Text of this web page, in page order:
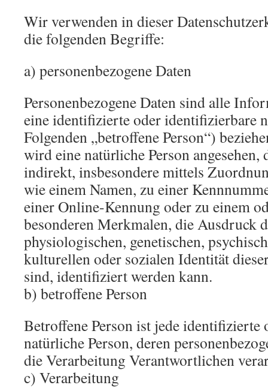
Wir verwenden in dieser
die folgenden Begriffe:
a) personenbezogene Daten
Personenbezogene Daten sind alle
eine identifizierte oder identifizierbare
Folgenden „betroffene Person“)
wird eine natürliche Person
indirekt, insbesondere mittels
wie einem Namen, zu einer
einer Online-Kennung oder zu einem
besonderen Merkmalen, die Ausdruck
physiologischen, genetischen,
kulturellen oder sozialen Identität
sind, identifiziert werden kann.
b) betroffene Person
Betroffene Person ist jede identifizierte
natürliche Person, deren
die Verarbeitung Verantwortlichen
c) Verarbeitung